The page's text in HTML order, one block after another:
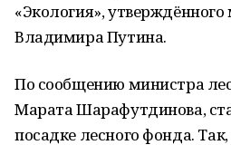
«Экология»,
Владимира Путина.
По сообщению министра
Марата Шарафутдинова,
посадке лесного фонда.